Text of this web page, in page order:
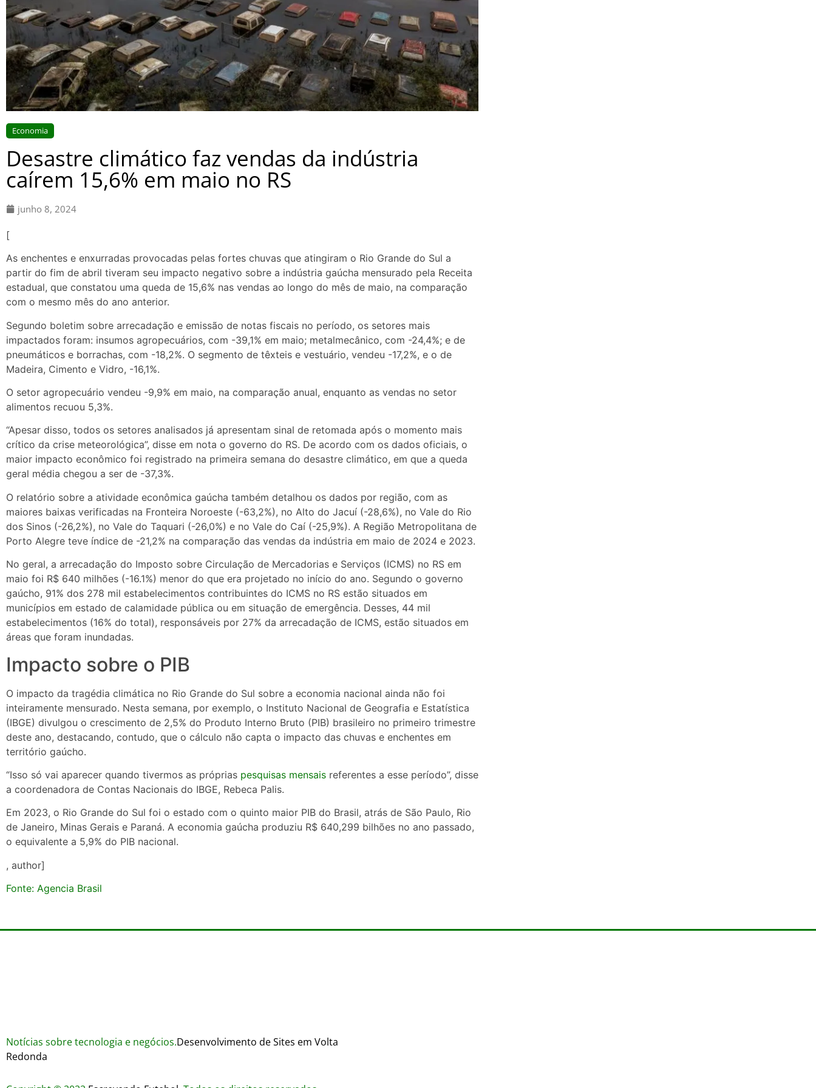
Economia
Desastre climático faz vendas da indústria
caírem 15,6% em maio no RS
junho 8, 2024
[
As enchentes e enxurradas provocadas pelas fortes chuvas que atingiram o Rio Grande do Sul a
partir do fim de abril tiveram seu impacto negativo sobre a indústria gaúcha mensurado pela Receita
estadual, que constatou uma queda de 15,6% nas vendas ao longo do mês de maio, na comparação
com o mesmo mês do ano anterior.
Segundo boletim sobre arrecadação e emissão de notas fiscais no período, os setores mais
impactados foram: insumos agropecuários, com -39,1% em maio; metalmecânico, com -24,4%; e de
pneumáticos e borrachas, com -18,2%. O segmento de têxteis e vestuário, vendeu -17,2%, e o de
Madeira, Cimento e Vidro, -16,1%.
O setor agropecuário vendeu -9,9% em maio, na comparação anual, enquanto as vendas no setor
alimentos recuou 5,3%.
“Apesar disso, todos os setores analisados já apresentam sinal de retomada após o momento mais
crítico da crise meteorológica”, disse em nota o governo do RS. De acordo com os dados oficiais, o
maior impacto econômico foi registrado na primeira semana do desastre climático, em que a queda
geral média chegou a ser de -37,3%.
O relatório sobre a atividade econômica gaúcha também detalhou os dados por região, com as
maiores baixas verificadas na Fronteira Noroeste (-63,2%), no Alto do Jacuí (-28,6%), no Vale do Rio
dos Sinos (-26,2%), no Vale do Taquari (-26,0%) e no Vale do Caí (-25,9%). A Região Metropolitana de
Porto Alegre teve índice de -21,2% na comparação das vendas da indústria em maio de 2024 e 2023.
No geral, a arrecadação do Imposto sobre Circulação de Mercadorias e Serviços (ICMS) no RS em
maio foi R$ 640 milhões (-16.1%) menor do que era projetado no início do ano. Segundo o governo
gaúcho, 91% dos 278 mil estabelecimentos contribuintes do ICMS no RS estão situados em
municípios em estado de calamidade pública ou em situação de emergência. Desses, 44 mil
estabelecimentos (16% do total), responsáveis por 27% da arrecadação de ICMS, estão situados em
áreas que foram inundadas.
Impacto sobre o PIB
O impacto da tragédia climática no Rio Grande do Sul sobre a economia nacional ainda não foi
inteiramente mensurado. Nesta semana, por exemplo, o Instituto Nacional de Geografia e Estatística
(IBGE) divulgou o crescimento de 2,5% do Produto Interno Bruto (PIB) brasileiro no primeiro trimestre
deste ano, destacando, contudo, que o cálculo não capta o impacto das chuvas e enchentes em
território gaúcho.
“Isso só vai aparecer quando tivermos as próprias pesquisas mensais referentes a esse período”, disse
a coordenadora de Contas Nacionais do IBGE, Rebeca Palis.
Em 2023, o Rio Grande do Sul foi o estado com o quinto maior PIB do Brasil, atrás de São Paulo, Rio
de Janeiro, Minas Gerais e Paraná. A economia gaúcha produziu R$ 640,299 bilhões no ano passado,
o equivalente a 5,9% do PIB nacional.
, author]
Fonte: Agencia Brasil
Notícias sobre tecnologia e negócios.Desenvolvimento de Sites em Volta
Redonda